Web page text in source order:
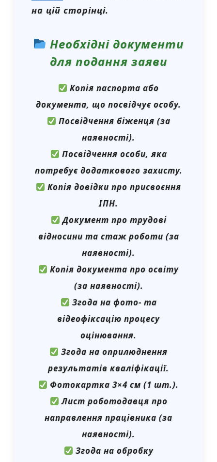
на цій сторінці.
Необхідні документи
для подання заяви
Копія паспорта або
документа, що посвідчує особу.
Посвідчення біженця (за
наявності).
Посвідчення особи, яка
потребує додаткового захисту.
Копія довідки про присвоєння
ІПН.
Документ про трудові
відносини та стаж роботи (за
наявності).
Копія документа про освіту
(за наявності).
Згода на фото- та
відеофіксацію процесу
оцінювання.
Згода на оприлюднення
результатів кваліфікації.
Фотокартка 3×4 см (1 шт.).
Лист роботодавця про
направлення працівника (за
наявності).
Згода на обробку